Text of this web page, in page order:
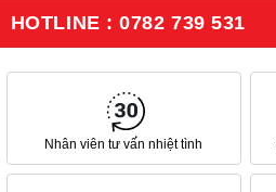
HOTLINE : 0782 739 531
Nhân viên tư vấn nhiệt tình